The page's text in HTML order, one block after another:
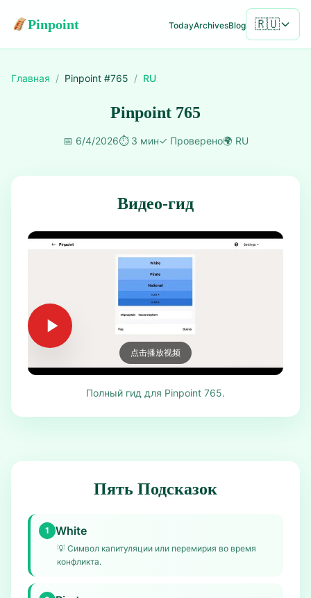
Pinpoint TodayArchivesBlog 🇷🇺
Главная / Pinpoint #765 / RU
Pinpoint 765
📅 6/4/2026⏱️ 3 мин✓ Проверено🌍 RU
Видео-гид
点击播放视频
Полный гид для Pinpoint 765.
Пять Подсказок
1 White
💡 Символ капитуляции или перемирия во время
конфликта.